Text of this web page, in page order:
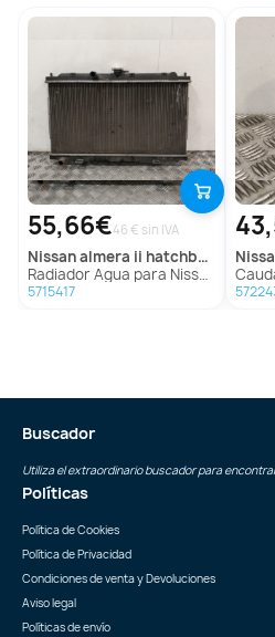
55,66€46 € sin IVA
nissanalmera ii hatchback (n16)
Radiador Agua para Nissan Almera Ii Hatchback (N16)
5715417
Buscador
Utiliza el extraordinario buscador para
Políticas
Política de Cookies
Política de Privacidad
Condiciones de venta y Devoluciones
Aviso legal
Políticas de envío